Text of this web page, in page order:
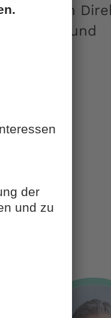
zugleich
Viszeral- und